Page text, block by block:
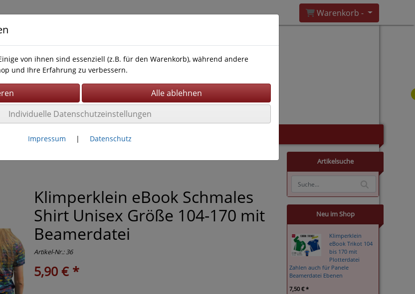
Warenkorb -
AGB
Klimperklein eBook Schmales
Shirt Unisex Größe 104-170 mit
Beamerdatei
Artikel-Nr.:36
5,90 € *
Artikelsuche
Neu im Shop
Klimperklein
eBook Trikot 104
bis 170 mit
Plotterdatei
Zahlen auch für Panele
Beamerdatei Ebenen
7,50 € *
von ihnen sind essenziell (z.B. für den Warenkorb), während andere
und Ihre Erfahrung zu verbessern.
Individuelle Datenschutzeinstellungen
Impressum | Datenschutz